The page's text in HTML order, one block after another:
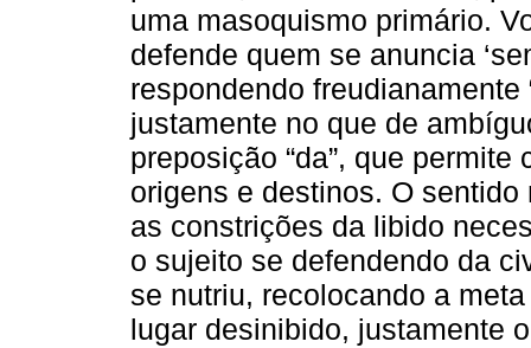
uma masoquismo primário.
defende quem se anuncia
respondendo
justamente no que de
preposição “da”, que
origens e destinos. O
as constrições da libido
o sujeito se defendendo da
se nutriu, recolocando a
lugar desinibido, justamente